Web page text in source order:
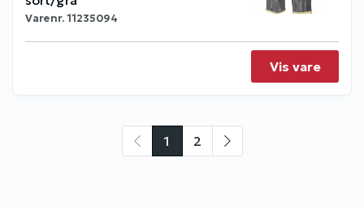
Varenr.11235094
Vis vare
1 2